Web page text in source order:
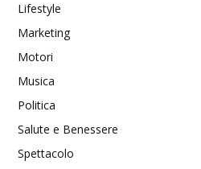
Lifestyle
Marketing
Motori
Musica
Politica
Salute e Benessere
Spettacolo